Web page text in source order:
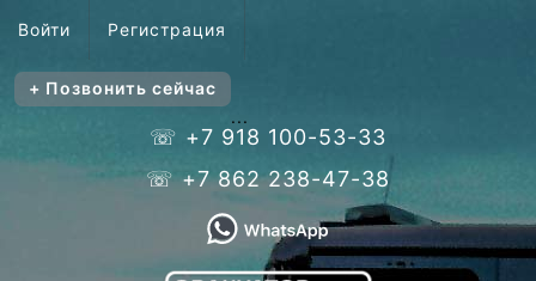
Войти Регистрация
+ Позвонить сейчас
...
☏ +7 918 100-53-33
☏ +7 862 238-47-38